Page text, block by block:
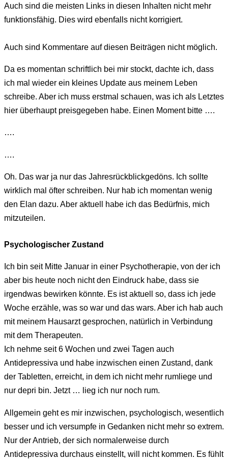
Auch sind die meisten Links in diesen Inhalten nicht mehr
funktionsfähig. Dies wird ebenfalls nicht korrigiert.
Auch sind Kommentare auf diesen Beiträgen nicht möglich.
Da es momentan schriftlich bei mir stockt, dachte ich, dass
ich mal wieder ein kleines Update aus meinem Leben
schreibe. Aber ich muss erstmal schauen, was ich als Letztes
hier überhaupt preisgegeben habe. Einen Moment bitte ….
….
….
Oh. Das war ja nur das Jahresrückblickgedöns. Ich sollte
wirklich mal öfter schreiben. Nur hab ich momentan wenig
den Elan dazu. Aber aktuell habe ich das Bedürfnis, mich
mitzuteilen.
Psychologischer Zustand
Ich bin seit Mitte Januar in einer Psychotherapie, von der ich
aber bis heute noch nicht den Eindruck habe, dass sie
irgendwas bewirken könnte. Es ist aktuell so, dass ich jede
Woche erzähle, was so war und das wars. Aber ich hab auch
mit meinem Hausarzt gesprochen, natürlich in Verbindung
mit dem Therapeuten.
Ich nehme seit 6 Wochen und zwei Tagen auch
Antidepressiva und habe inzwischen einen Zustand, dank
der Tabletten, erreicht, in dem ich nicht mehr rumliege und
nur depri bin. Jetzt … lieg ich nur noch rum.
Allgemein geht es mir inzwischen, psychologisch, wesentlich
besser und ich versumpfe in Gedanken nicht mehr so extrem.
Nur der Antrieb, der sich normalerweise durch
Antidepressiva durchaus einstellt, will nicht kommen. Es fühlt